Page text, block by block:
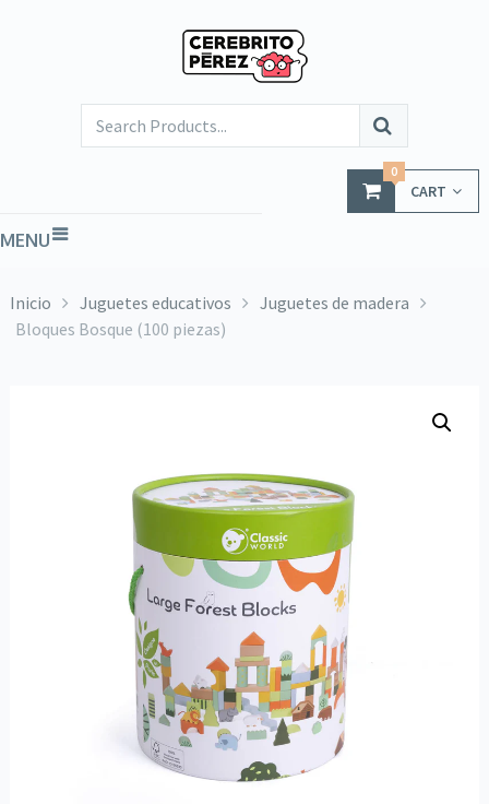
CART
0
MENU
Inicio Juguetes educativos
Juguetes de madera
Bloques Bosque (100 piezas)